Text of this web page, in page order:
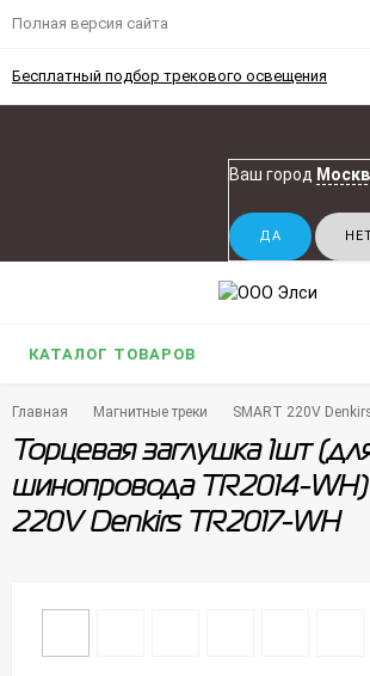
Полная версия сайта
Бесплатный подбор трекового освещения
Ваш город
КАТАЛОГ ТОВАРОВ
Главная Магнитные треки SMART 220V
Торцевая заглушка 1шт
шинопровода TR2014-WH)
220V Denkirs TR2017-WH